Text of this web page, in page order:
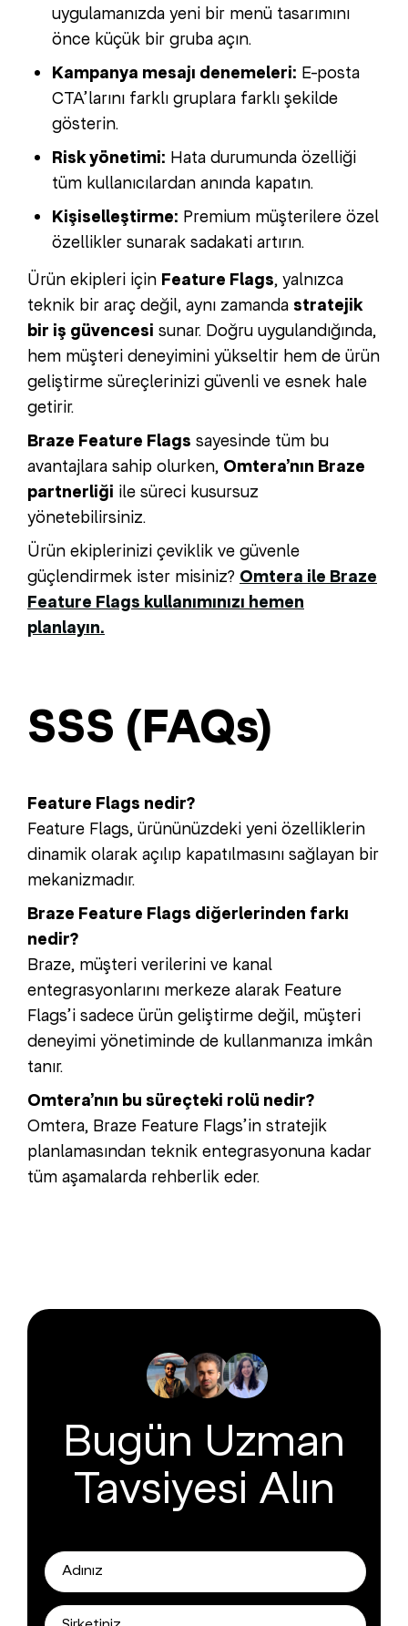
uygulamanızda yeni bir menü tasarımını
önce küçük bir gruba açın.
Kampanya mesajı denemeleri: E-posta
CTA’larını farklı gruplara farklı şekilde
gösterin.
Risk yönetimi: Hata durumunda özelliği
tüm kullanıcılardan anında kapatın.
Kişiselleştirme: Premium müşterilere özel
özellikler sunarak sadakati artırın.
Ürün ekipleri için Feature Flags, yalnızca
teknik bir araç değil, aynı zamanda stratejik
bir iş güvencesi sunar. Doğru uygulandığında,
hem müşteri deneyimini yükseltir hem de ürün
geliştirme süreçlerinizi güvenli ve esnek hale
getirir.
Braze Feature Flags sayesinde tüm bu
avantajlara sahip olurken, Omtera’nın Braze
partnerliği ile süreci kusursuz
yönetebilirsiniz.
Ürün ekiplerinizi çeviklik ve güvenle
güçlendirmek ister misiniz? Omtera ile Braze
Feature Flags kullanımınızı hemen
planlayın.
SSS (FAQs)
Feature Flags nedir?
Feature Flags, ürününüzdeki yeni özelliklerin
dinamik olarak açılıp kapatılmasını sağlayan bir
mekanizmadır.
Braze Feature Flags diğerlerinden farkı
nedir?
Braze, müşteri verilerini ve kanal
entegrasyonlarını merkeze alarak Feature
Flags’i sadece ürün geliştirme değil, müşteri
deneyimi yönetiminde de kullanmanıza imkân
tanır.
Omtera’nın bu süreçteki rolü nedir?
Omtera, Braze Feature Flags’in stratejik
planlamasından teknik entegrasyonuna kadar
tüm aşamalarda rehberlik eder.
Bugün Uzman
Tavsiyesi Alın